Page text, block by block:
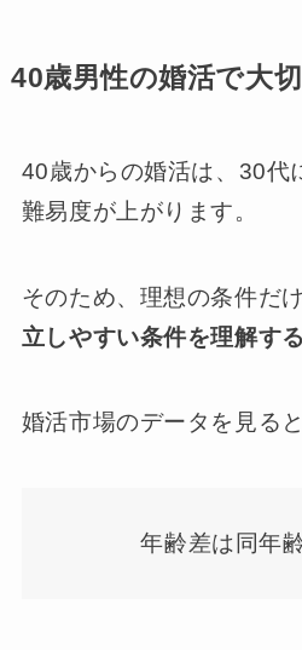
40歳男性の婚活で大
40歳からの婚活は、30代
難易度が上がります。
そのため、理想の条件だ
立しやすい条件を理解す
婚活市場のデータを見ると
年齢差は同年